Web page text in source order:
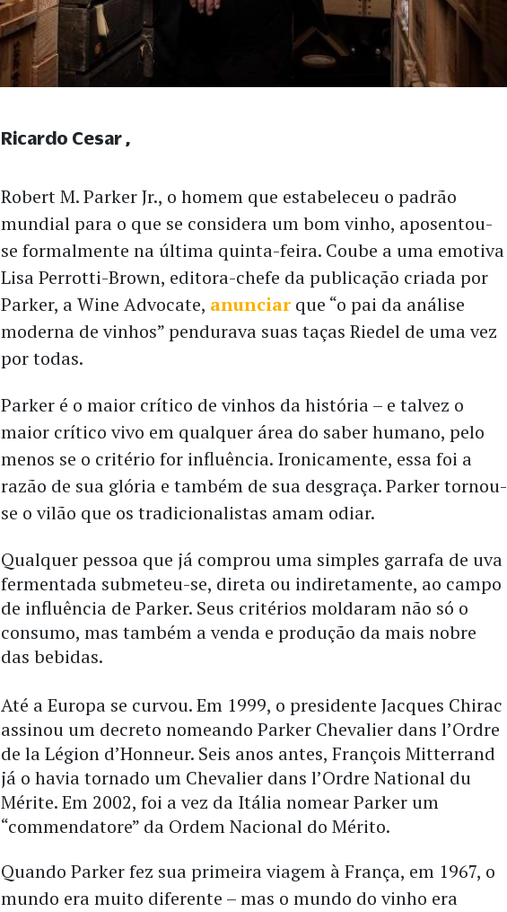
Robert M. Parker Jr., o homem que estabeleceu o padrão
mundial para o que se considera um bom vinho, aposentou-
se formalmente na última quinta-feira. Coube a uma emotiva
Lisa Perrotti-Brown, editora-chefe da publicação criada por
Parker, a Wine Advocate, anunciar que “o pai da análise
moderna de vinhos” pendurava suas taças Riedel de uma vez
por todas.
Parker é o maior crítico de vinhos da história – e talvez o
maior crítico vivo em qualquer área do saber humano, pelo
menos se o critério for influência. Ironicamente, essa foi a
razão de sua glória e também de sua desgraça. Parker tornou-
se o vilão que os tradicionalistas amam odiar.
Qualquer pessoa que já comprou uma simples garrafa de uva
fermentada submeteu-se, direta ou indiretamente, ao campo
de influência de Parker. Seus critérios moldaram não só o
consumo, mas também a venda e produção da mais nobre
das bebidas.
Até a Europa se curvou. Em 1999, o presidente Jacques Chirac
assinou um decreto nomeando Parker Chevalier dans l’Ordre
de la Légion d’Honneur. Seis anos antes, François Mitterrand
já o havia tornado um Chevalier dans l’Ordre National du
Mérite. Em 2002, foi a vez da Itália nomear Parker um
“commendatore” da Ordem Nacional do Mérito.
Quando Parker fez sua primeira viagem à França, em 1967, o
mundo era muito diferente – mas o mundo do vinho era
Ricardo Cesar